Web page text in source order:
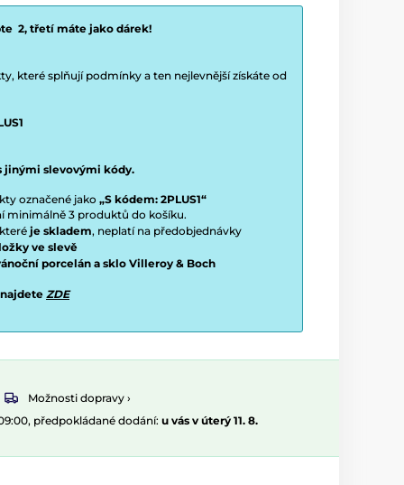
2, třetí máte jako dárek!
které splňují podmínky a ten nejlevnější získáte od
jinými slevovými kódy.
označené jako „S kódem: 2PLUS1“
minimálně 3 produktů do košíku.
je skladem, neplatí na předobjednávky
ve slevě
porcelán a sklo Villeroy & Boch
ZDE
Možnosti dopravy ›
předpokládané dodání: u vás v úterý 11. 8.